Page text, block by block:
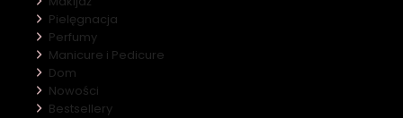
Pielęgnacja
Perfumy
Manicure i Pedicure
Dom
Nowości
Bestsellery